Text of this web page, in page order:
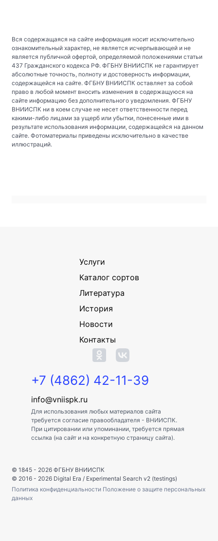
Вся содержащаяся на сайте информация носит исключительно
ознакомительный характер, не является исчерпывающей и не
является публичной офертой, определяемой положениями статьи
437 Гражданского кодекса РФ. ФГБНУ ВНИИСПК не гарантирует
абсолютные точность, полноту и достоверность информации,
содержащейся на сайте. ФГБНУ ВНИИСПК оставляет за собой
право в любой момент вносить изменения в содержащуюся на
сайте информацию без дополнительного уведомления. ФГБНУ
ВНИИСПК ни в коем случае не несет ответственности перед
какими-либо лицами за ущерб или убытки, понесенные ими в
результате использования информации, содержащейся на данном
сайте. Фотоматериалы приведены исключительно в качестве
иллюстраций.
Услуги
Каталог сортов
Литература
История
Новости
Контакты
+7 (4862) 42-11-39
info@vniispk.ru
Для использования любых материалов сайта
требуется согласие правообладателя - ВНИИСПК.
При цитировании или упоминании, требуется прямая
ссылка (на сайт и на конкретную страницу сайта).
© 1845 - 2026 ФГБНУ ВНИИСПК
© 2016 - 2026 Digital Era / Experimental Search v2 (testings)
Политика конфиденциальности Положение о защите персональных
данных